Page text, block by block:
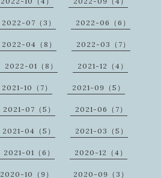
2022-07（3） 2022-06（6）
2022-04（8） 2022-03（7）
2022-01（8） 2021-12（4）
2021-10（7） 2021-09（5）
2021-07（5） 2021-06（7）
2021-04（5） 2021-03（5）
2021-01（6） 2020-12（4）
2020-10（9） 2020-09（3）